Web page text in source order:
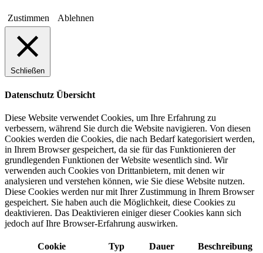
Zustimmen Ablehnen
Schließen
Datenschutz Übersicht
Diese Website verwendet Cookies, um Ihre Erfahrung zu
verbessern, während Sie durch die Website navigieren. Von diesen
Cookies werden die Cookies, die nach Bedarf kategorisiert werden,
in Ihrem Browser gespeichert, da sie für das Funktionieren der
grundlegenden Funktionen der Website wesentlich sind. Wir
verwenden auch Cookies von Drittanbietern, mit denen wir
analysieren und verstehen können, wie Sie diese Website nutzen.
Diese Cookies werden nur mit Ihrer Zustimmung in Ihrem Browser
gespeichert. Sie haben auch die Möglichkeit, diese Cookies zu
deaktivieren. Das Deaktivieren einiger dieser Cookies kann sich
jedoch auf Ihre Browser-Erfahrung auswirken.
Cookie Typ Dauer Beschreibung